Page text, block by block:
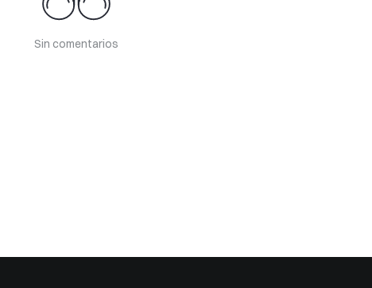
Sin comentarios